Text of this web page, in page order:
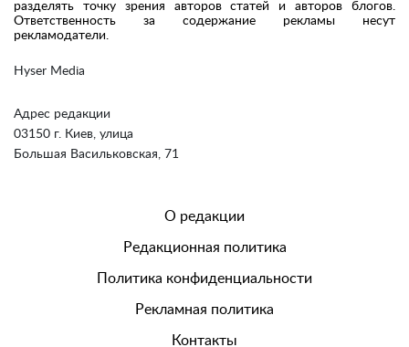
Hyser Media
Адрес редакции
03150 г. Киев, улица
Большая Васильковская, 71
разделять точку зрения авторов статей и авторов блогов.
Ответственность за содержание рекламы несут
рекламодатели.
О редакции
Редакционная политика
Политика конфиденциальности
Рекламная политика
Контакты